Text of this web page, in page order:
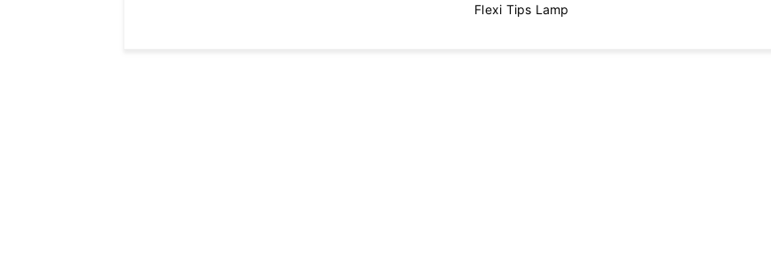
Flexi Tips Lamp